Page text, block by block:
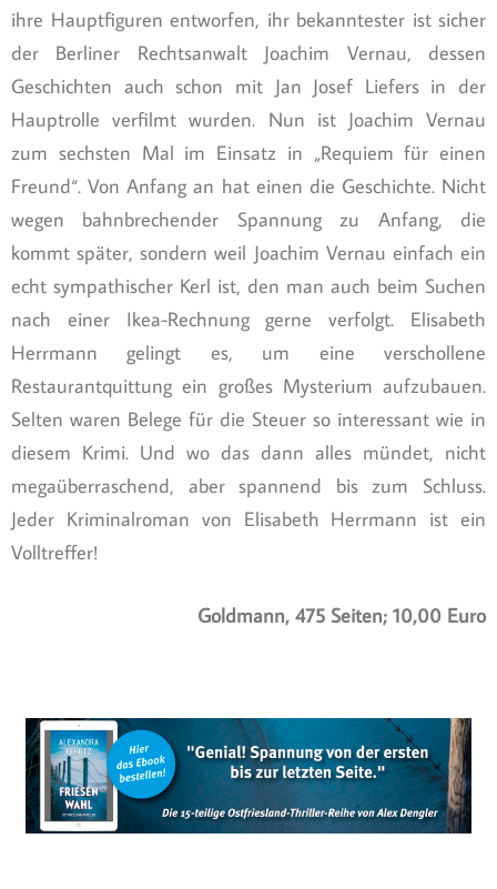
ihre Hauptfiguren entworfen, ihr bekanntester ist sicher
der Berliner Rechtsanwalt Joachim Vernau, dessen
Geschichten auch schon mit Jan Josef Liefers in der
Hauptrolle verfilmt wurden. Nun ist Joachim Vernau
zum sechsten Mal im Einsatz in „Requiem für einen
Freund“. Von Anfang an hat einen die Geschichte. Nicht
wegen bahnbrechender Spannung zu Anfang, die
kommt später, sondern weil Joachim Vernau einfach ein
echt sympathischer Kerl ist, den man auch beim Suchen
nach einer Ikea-Rechnung gerne verfolgt. Elisabeth
Herrmann gelingt es, um eine verschollene
Restaurantquittung ein großes Mysterium aufzubauen.
Selten waren Belege für die Steuer so interessant wie in
diesem Krimi. Und wo das dann alles mündet, nicht
megaüberraschend, aber spannend bis zum Schluss.
Jeder Kriminalroman von Elisabeth Herrmann ist ein
Volltreffer!
Goldmann, 475 Seiten; 10,00 Euro